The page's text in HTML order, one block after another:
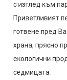
с изглед към
Приветливият
готвене пред
храна, прясно
екологични
седмицата.